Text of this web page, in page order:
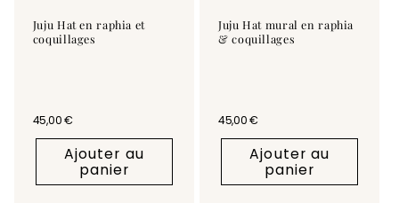
Juju Hat en raphia et
coquillages
Prix habituel
45,00 €
Ajouter au
panier
Juju Hat mural en raphia
& coquillages
Prix habituel
45,00 €
Ajouter au
panier